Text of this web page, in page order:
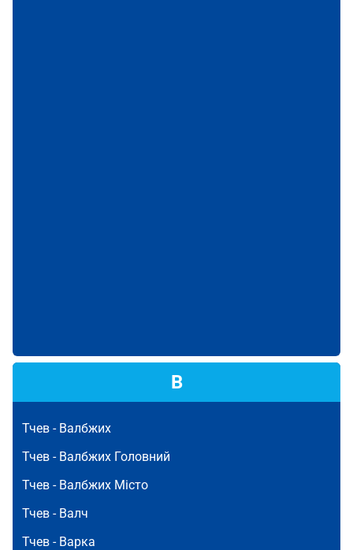
В
Тчев - Валбжих
Тчев - Валбжих Головний
Тчев - Валбжих Місто
Тчев - Валч
Тчев - Варка